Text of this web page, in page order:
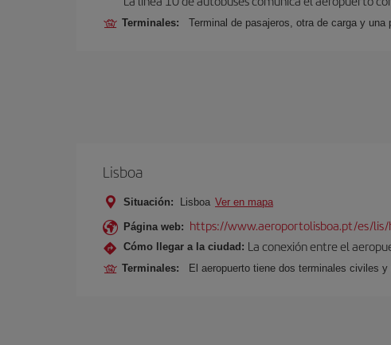
Terminales: Terminal de pasajeros, otra de carga y una
Lisboa
Situación: Lisboa Ver en mapa
Página web: https://www.aeroportolisboa.pt/es/
Cómo llegar a la ciudad: La conexión entre el
Terminales: El aeropuerto tiene dos terminales civiles y